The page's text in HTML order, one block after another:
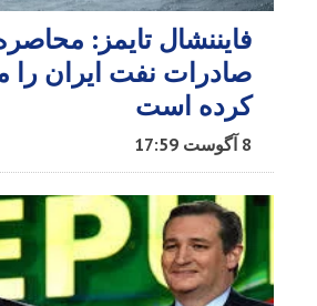
فایننشال تایمز:
صادرات نفت ایران را
کرده است
8 آگوست 17:59